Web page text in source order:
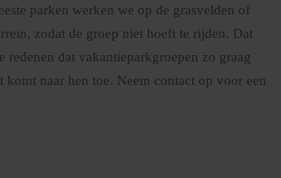
parken werken we op de grasvelden of
zodat de groep niet hoeft te rijden. Dat
redenen dat vakantieparkgroepen zo graag
komt naar hen toe. Neem contact op voor een